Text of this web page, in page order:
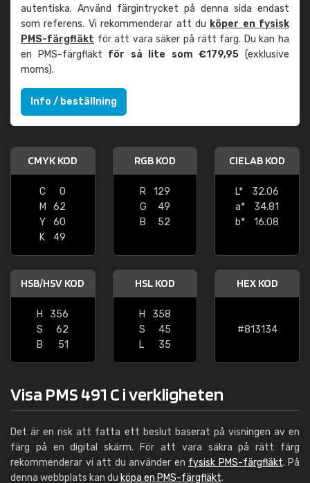
autentiska. Använd färgintrycket på denna sida endast
som referens. Vi rekommenderar att du köper en fysisk
PMS-färgfläkt för att vara säker på rätt färg. Du kan ha
en PMS-färgfläkt för så lite som €179,95 (exklusive
moms).
Info / beställning
CMYK KOD
C
0
M
62
Y
60
K
49
RGB KOD
R
129
G
49
B
52
CIELAB KOD
L*
32.06
a*
34.81
b*
16.08
HSB/HSV KOD
H
356
S
62
B
51
HSL KOD
H
358
S
45
L
35
HEX KOD
#813134
Visa PMS 491 C i verkligheten
Det är en risk att fatta ett beslut baserat på visningen av en
färg på en digital skärm. För att vara säkra på rätt färg
rekommenderar vi att du använder en fysisk PMS-färgfläkt. På
denna webbplats kan du köpa en PMS-färgfläkt.